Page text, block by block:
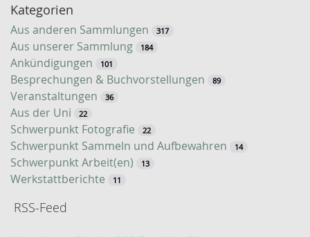
S
u
c
h
e
Kategorien
Aus anderen Sammlungen 317
Aus unserer Sammlung 184
Ankündigungen 101
Besprechungen & Buchvorstellungen 89
Veranstaltungen 36
Aus der Uni 22
Schwerpunkt Fotografie 22
Schwerpunkt Sammeln und Aufbewahren 14
Schwerpunkt Arbeit(en) 13
Werkstattberichte 11
RSS-Feed